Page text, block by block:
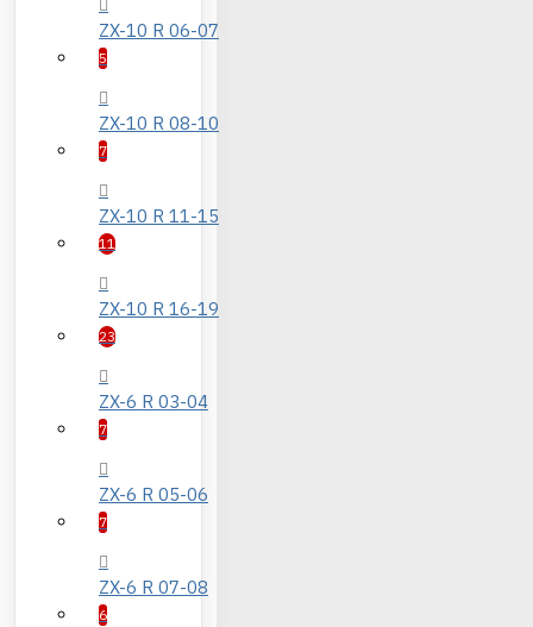
ZX-10 R 06-07
5
ZX-10 R 08-10
7
ZX-10 R 11-15
11
ZX-10 R 16-19
23
ZX-6 R 03-04
7
ZX-6 R 05-06
7
ZX-6 R 07-08
6